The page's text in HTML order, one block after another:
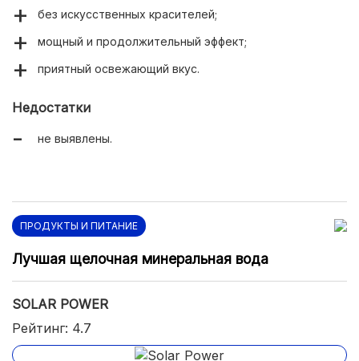
без искусственных красителей;
мощный и продолжительный эффект;
приятный освежающий вкус.
Недостатки
не выявлены.
ПРОДУКТЫ И ПИТАНИЕ
Лучшая щелочная минеральная вода
SOLAR POWER
Рейтинг: 4.7